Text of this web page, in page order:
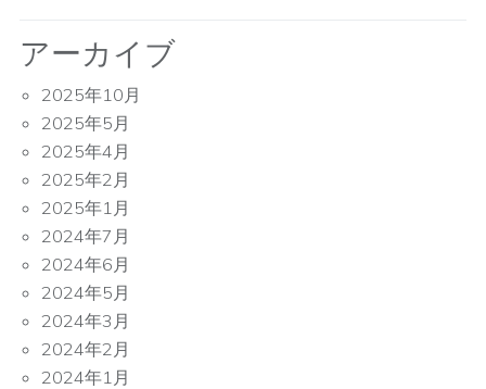
アーカイブ
2025年10月
2025年5月
2025年4月
2025年2月
2025年1月
2024年7月
2024年6月
2024年5月
2024年3月
2024年2月
2024年1月